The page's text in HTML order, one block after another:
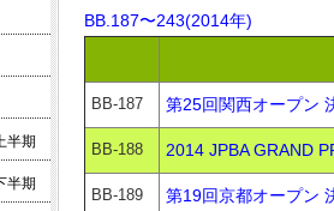
BB.187〜243(2014年)
BB-187 第25回関西オープン
BB-188 2014 JPBA GRAND
BB-189 第19回京都オープン
半期
半期